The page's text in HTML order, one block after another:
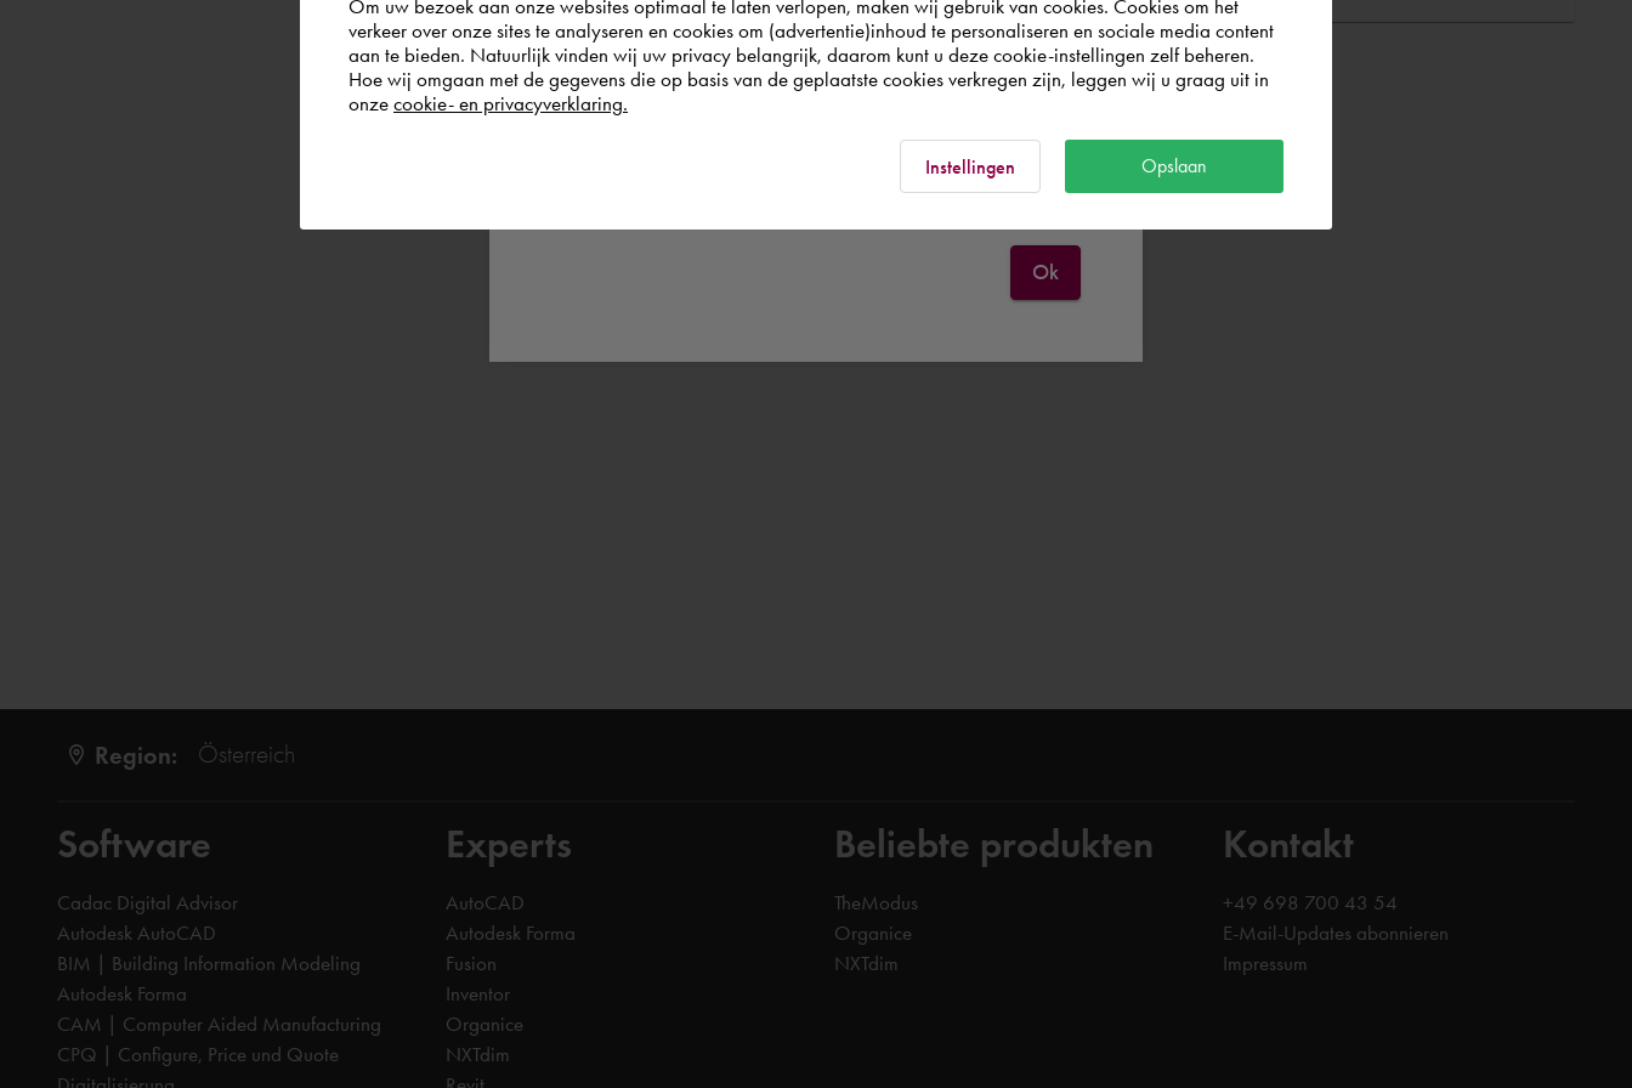
Region: Österreich
Software
Cadac Digital Advisor
Autodesk AutoCAD
BIM | Building Information Modeling
Autodesk Forma
CAM | Computer Aided Manufacturing
CPQ | Configure, Price und Quote
Experts
AutoCAD
Autodesk Forma
Fusion
Inventor
Organice
NXTdim
Beliebte produkten
TheModus
Organice
NXTdim
Kontakt
+49 698 700 43 54
E-Mail-Updates abonnieren
Impressum
wish to shop.
Österreich
Ok
Om uw bezoek aan onze websites optimaal te laten verlopen, maken wij gebruik van cookies. Cookies om het
verkeer over onze sites te analyseren en cookies om (advertentie)inhoud te personaliseren en sociale media content
aan te bieden. Natuurlijk vinden wij uw privacy belangrijk, daarom kunt u deze cookie-instellingen zelf beheren.
Hoe wij omgaan met de gegevens die op basis van de geplaatste cookies verkregen zijn, leggen wij u graag uit in
onze cookie- en privacyverklaring.
Instellingen Opslaan